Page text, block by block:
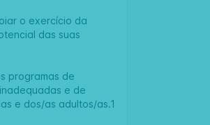
o exercício da
das suas
programas de
e de
e dos/as adultos/as.1